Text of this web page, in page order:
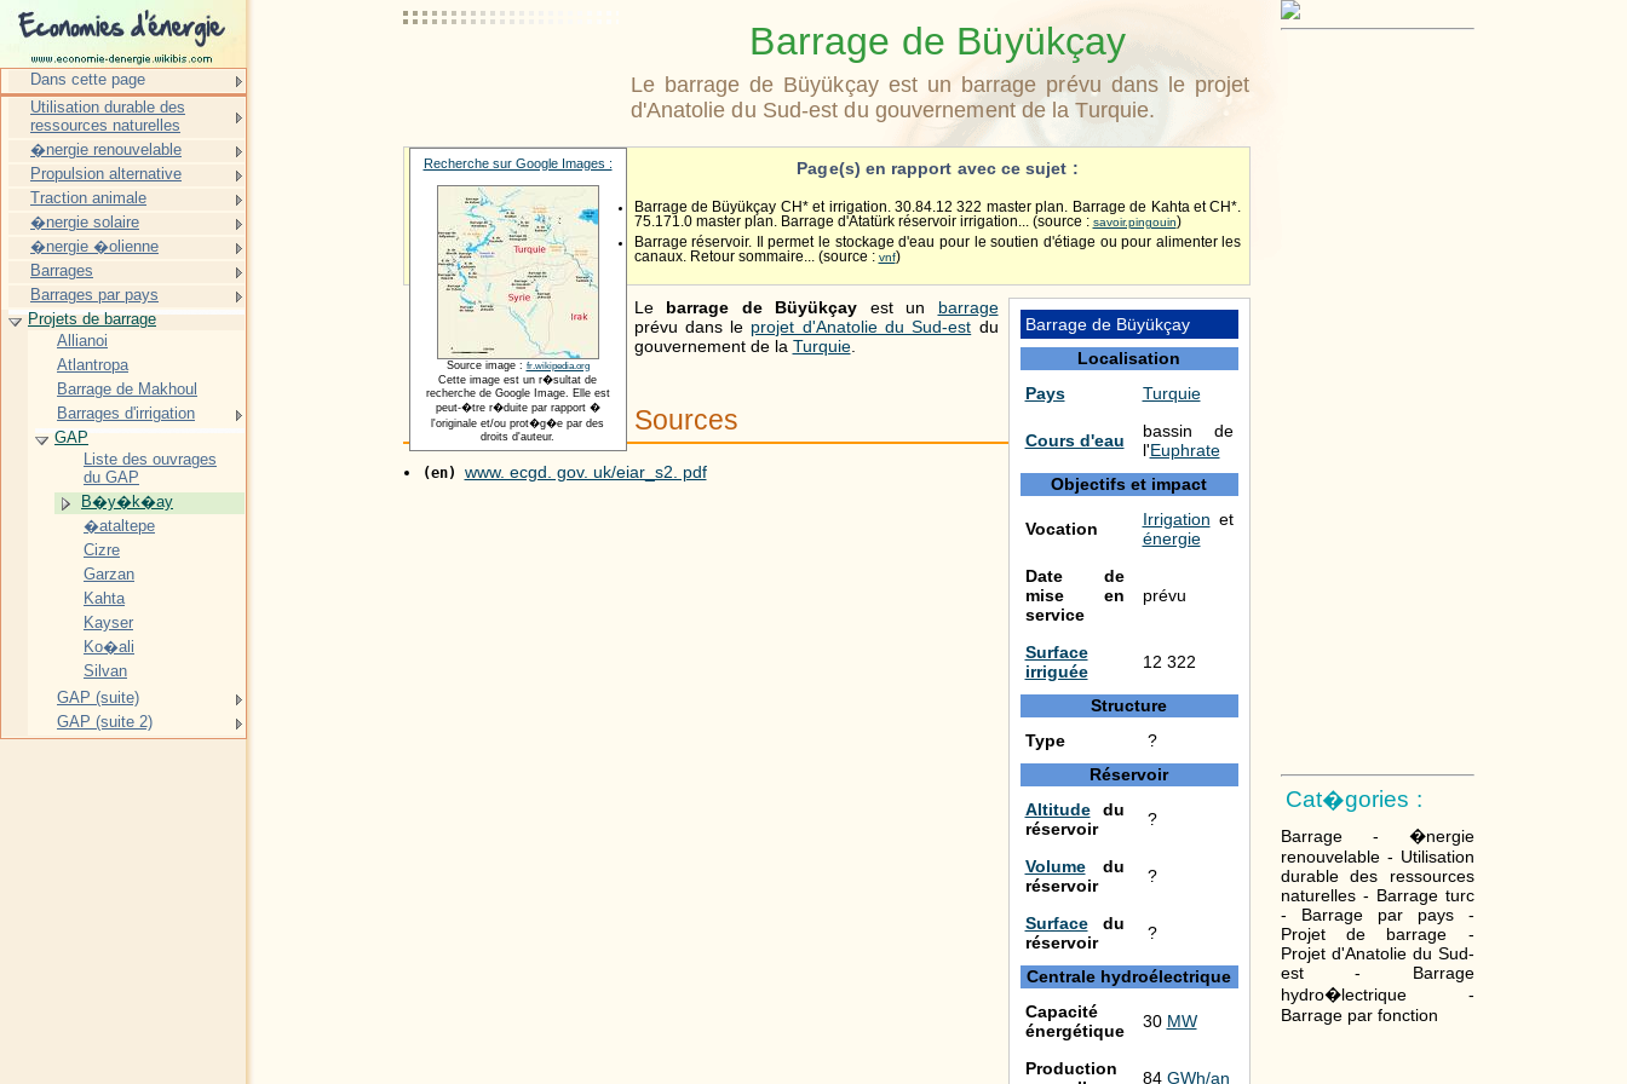
Barrage de Büyükçay
Le barrage de Büyükçay est un barrage prévu dans le projet
d'Anatolie du Sud-est du gouvernement de la Turquie.
Cat�gories :
Barrage - �nergie
renouvelable - Utilisation
durable des ressources
naturelles - Barrage turc
- Barrage par pays -
Projet de barrage -
Projet d'Anatolie du Sud-
est - Barrage
hydro�lectrique -
Barrage par fonction
Recherche sur Google Images :
Source image : fr.wikipedia.org
Cette image est un r�sultat de
recherche de Google Image. Elle est
peut-�tre r�duite par rapport �
l'originale et/ou prot�g�e par des
droits d'auteur.
Page(s) en rapport avec ce sujet :
Barrage de Büyükçay CH* et irrigation. 30.84.12 322 master plan. Barrage de Kahta et CH*.
75.171.0 master plan. Barrage d'Atatürk réservoir irrigation... (source : savoir.pingouin)
Barrage réservoir. Il permet le stockage d'eau pour le soutien d'étiage ou pour alimenter les
canaux. Retour sommaire... (source : vnf)
Barrage de Büyükçay
Localisation
Pays
Turquie
Cours d'eau
bassin de
l'Euphrate
Objectifs et impact
Vocation Irrigation et
énergie
Date de
mise en
service
prévu
Surface
irriguée
12 322
Structure
Type
?
Réservoir
Altitudedu
réservoir
?
Volumedu
réservoir
?
Surfacedu
réservoir
?
Centrale hydroélectrique
Capacité
énergétique
30 MW
Production
84 GWh/an
Le barrage de Büyükçay est un barrage
prévu dans le projet d'Anatolie du Sud-est du
gouvernement de la Turquie.
Sources
(en) www. ecgd. gov. uk/eiar_s2. pdf
Dans cette page
Utilisation durable des
ressources naturelles
�nergie renouvelable
Propulsion alternative
Traction animale
�nergie solaire
�nergie �olienne
Barrages
Barrages par pays
Projets de barrage
Allianoi
Atlantropa
Barrage de Makhoul
Barrages d'irrigation
GAP
Liste des ouvrages
du GAP
B�y�k�ay
�ataltepe
Cizre
Garzan
Kahta
Kayser
Ko�ali
Silvan
GAP (suite)
GAP (suite 2)